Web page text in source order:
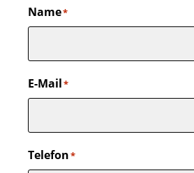
Name*
E-Mail*
Telefon*